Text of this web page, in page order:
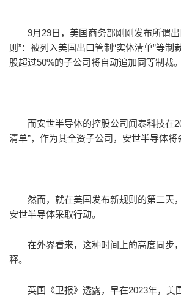
9月29日，美国商务部刚刚发布所谓
则”：被列入美国出口管制“实体清单”等制
股超过50%的子公司将自动追加同等制裁。
而安世半导体的控股公司闻泰科技在
清单”，作为其全资子公司，安世半导体将
然而，就在美国发布新规则的第二天
安世半导体采取行动。
在外界看来，这种时间上的高度同步
释。
英国《卫报》透露，早在2023年，美